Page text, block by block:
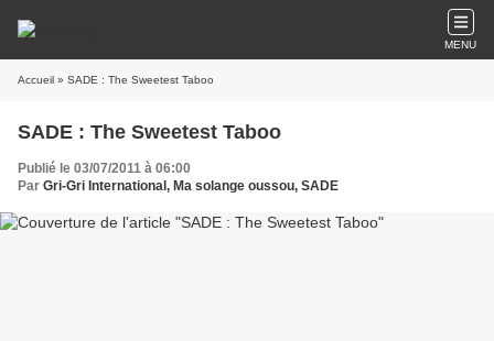
MENU
Accueil » SADE : The Sweetest Taboo
SADE : The Sweetest Taboo
Publié le 03/07/2011 à 06:00
Par Gri-Gri International, Ma solange oussou, SADE